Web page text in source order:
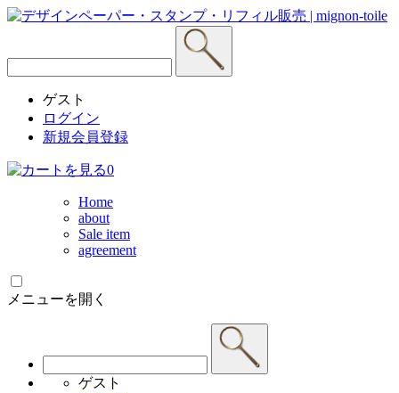
ゲスト
ログイン
新規会員登録
0
Home
about
Sale item
agreement
メニューを開く
ゲスト